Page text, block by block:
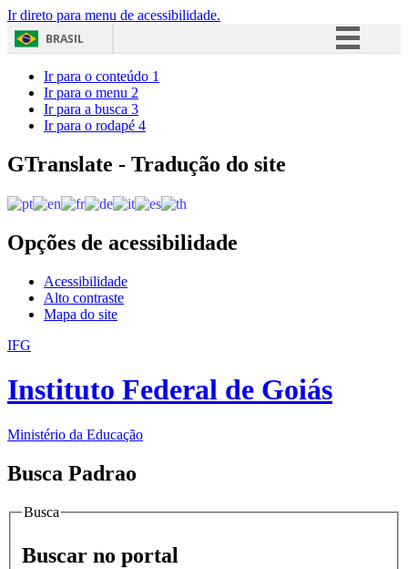
Ir direto para menu de acessibilidade.
BRASIL
Acesso à informação
Ir para o conteúdo 1
Ir para o menu 2
Ir para a busca 3
Ir para o rodapé 4
GTranslate - Tradução do site
Opções de acessibilidade
Acessibilidade
Alto contraste
Mapa do site
IFG
Instituto Federal de Goiás
Ministério da Educação
Busca Padrao
Busca
Buscar no portal